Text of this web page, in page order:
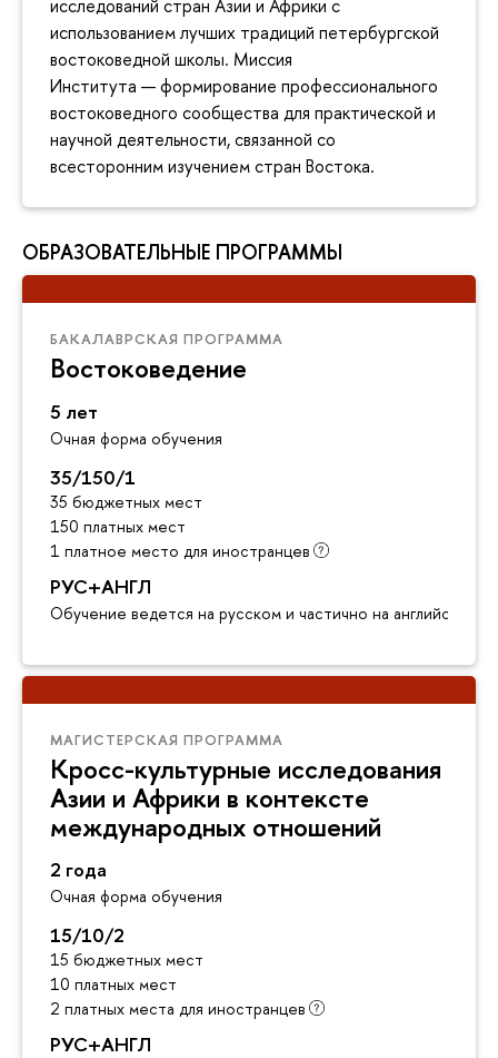
исследований стран Азии и Африки с
использованием лучших традиций петербургской
востоковедной школы. Миссия
Института — формирование профессионального
востоковедного сообщества для практической и
научной деятельности, связанной со
всесторонним изучением стран Востока.
ОБРАЗОВАТЕЛЬНЫЕ ПРОГРАММЫ
БАКАЛАВРСКАЯ ПРОГРАММА
Востоковедение
5 лет
Очная форма обучения
35/150/1
35 бюджетных мест
150 платных мест
1 платное место для иностранцев
РУС+АНГЛ
Обучение ведется на русском и частично на английском
МАГИСТЕРСКАЯ ПРОГРАММА
Кросс-культурные исследования
Азии и Африки в контексте
международных отношений
2 года
Очная форма обучения
15/10/2
15 бюджетных мест
10 платных мест
2 платных места для иностранцев
РУС+АНГЛ